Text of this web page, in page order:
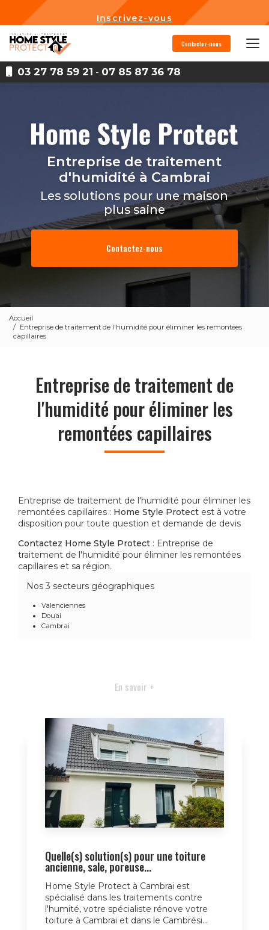
contenu
principal
Inscrivez-vous
03 27 78 59 21 - 07 85 87 36 78
Contactez-nous
Entreprise de traitement
d'humidité à Cambrai
Les solutions pour une maison
plus saine
Contactez-nous
Accueil
Entreprise de traitement de l'humidité pour éliminer les remontées
capillaires
Entreprise de traitement de
l'humidité pour éliminer les
remontées capillaires
Entreprise de traitement de l'humidité pour éliminer les
remontées capillaires : Home Style Protect est à votre
disposition pour toute question et demande de devis
Contactez Home Style Protect : Entreprise de
traitement de l'humidité pour éliminer les remontées
capillaires et sa région.
Nos 3 secteurs géographiques
Valenciennes
Douai
Cambrai
En savoir +
Quelle(s) solution(s) pour une toiture
ancienne, sale, poreuse...
Home Style Protect à Cambrai est
spécialisé dans les traitements contre
l'humité, votre spécialiste rénove votre
toiture à Cambrai et dans le Cambrési...